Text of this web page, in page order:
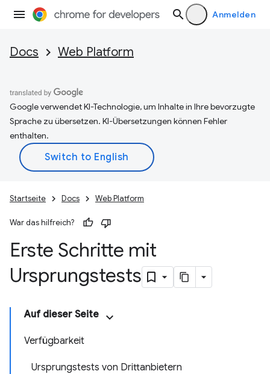
Anmelden
Docs Web Platform
Google verwendet KI-Technologie, um Inhalte in Ihre bevorzugte
Sprache zu übersetzen. KI-Übersetzungen können Fehler
enthalten.
Startseite Docs Web Platform
War das hilfreich?
Erste Schritte mit
Ursprungstests
Auf dieser Seite
Verfügbarkeit
Ursprungstests von Drittanbietern